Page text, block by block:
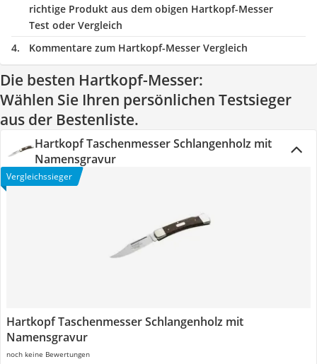
richtige Produkt aus dem obigen Hartkopf-Messer
Test oder Vergleich
Kommentare zum Hartkopf-Messer Vergleich
Die besten Hartkopf-Messer:
Wählen Sie Ihren persönlichen Testsieger
aus der Bestenliste.
Hartkopf Taschenmesser Schlangenholz mit
Namensgravur
Vergleichssieger
Hartkopf Taschenmesser Schlangenholz mit
Namensgravur
noch keine Bewertungen